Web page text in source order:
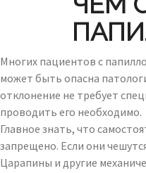
Многих пациентов с
может быть опасна
отклонение не требует
проводить его необходимо.
Главное знать, что
запрещено. Если они
Царапины и другие